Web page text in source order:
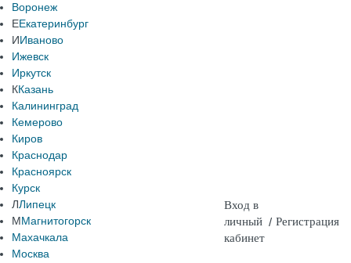
Воронеж
ЕЕкатеринбург
ИИваново
Ижевск
Иркутск
ККазань
Калининград
Кемерово
Киров
Краснодар
Красноярск
Курск
ЛЛипецк
ММагнитогорск
Махачкала
Москва
Вход в
личный
кабинет
/ Регистрация